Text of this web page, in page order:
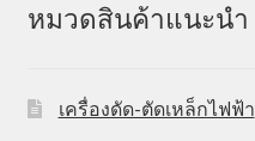
หมวดสินค้าแนะนำ
เครื่องดัด-ตัดเหล็กไฟฟ้า